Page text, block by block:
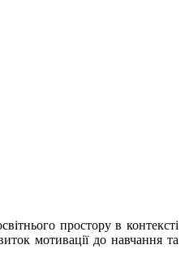
простору в контексті
мотивації до навчання та